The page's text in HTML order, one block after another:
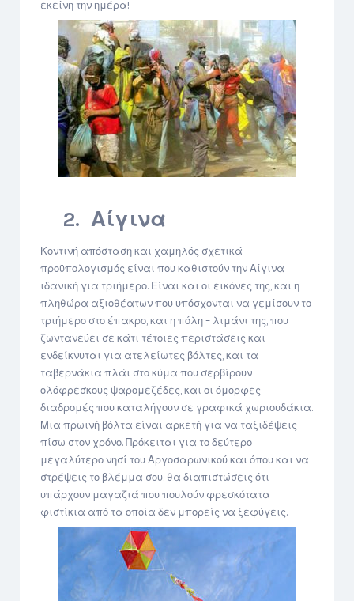
εκείνη την ημέρα!
2. Αίγινα
Κοντινή απόσταση και χαμηλός σχετικά
προϋπολογισμός είναι που καθιστούν την Αίγινα
ιδανική για τριήμερο. Είναι και οι εικόνες της, και η
πληθώρα αξιοθέατων που υπόσχονται να γεμίσουν το
τριήμερο στο έπακρο, και η πόλη – λιμάνι της, που
ζωντανεύει σε κάτι τέτοιες περιστάσεις και
ενδείκνυται για ατελείωτες βόλτες, και τα
ταβερνάκια πλάι στο κύμα που σερβίρουν
ολόφρεσκους ψαρομεζέδες, και οι όμορφες
διαδρομές που καταλήγουν σε γραφικά χωριουδάκια.
Μια πρωινή βόλτα είναι αρκετή για να ταξιδέψεις
πίσω στον χρόνο. Πρόκειται για το δεύτερο
μεγαλύτερο νησί του Αργοσαρωνικού και όπου και να
στρέψεις το βλέμμα σου, θα διαπιστώσεις ότι
υπάρχουν μαγαζιά που πουλούν φρεσκότατα
φιστίκια από τα οποία δεν μπορείς να ξεφύγεις.